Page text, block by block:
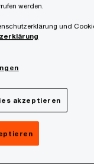
wobei 66 %
gesteigert
verdeutlichen
werden.
und
akzeptieren